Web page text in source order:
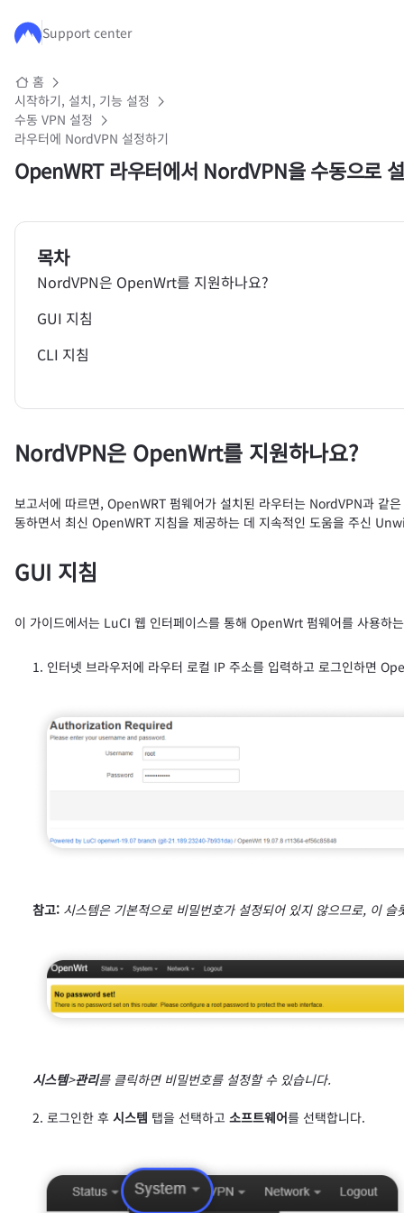
주요 콘텐츠로 건너뛰기
Support center
홈
시작하기, 설치, 기능 설정
수동 VPN 설정
라우터에 NordVPN 설정하기
OpenWRT 라우터에서 NordVPN을 수동으로
목차
NordVPN은 OpenWrt를 지원하나요?
GUI 지침
CLI 지침
NordVPN은 OpenWrt를 지원하나요?
보고서에 따르면, OpenWRT 펌웨어가 설치된 라우터는 NordVPN과 같
동하면서 최신 OpenWRT 지침을 제공하는 데 지속적인 도움을 주신
GUI 지침
이 가이드에서는 LuCI 웹 인터페이스를 통해 OpenWrt 펌웨어를 사용
인터넷 브라우저에 라우터 로컬 IP 주소를 입력하고 로그인하면
참고: 시스템은 기본적으로 비밀번호가 설정되어 있지 않으므로, 이
시스템>관리를 클릭하면 비밀번호를 설정할 수 있습니다.
로그인한 후 시스템 탭을 선택하고 소프트웨어를 선택합니다.